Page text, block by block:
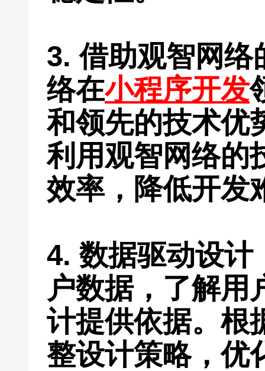
3. 借助观智网络
络在小程序开发
和领先的技术优
利用观智网络的
效率，降低开发
4. 数据驱动设计
户数据，了解用
计提供依据。根
整设计策略，优